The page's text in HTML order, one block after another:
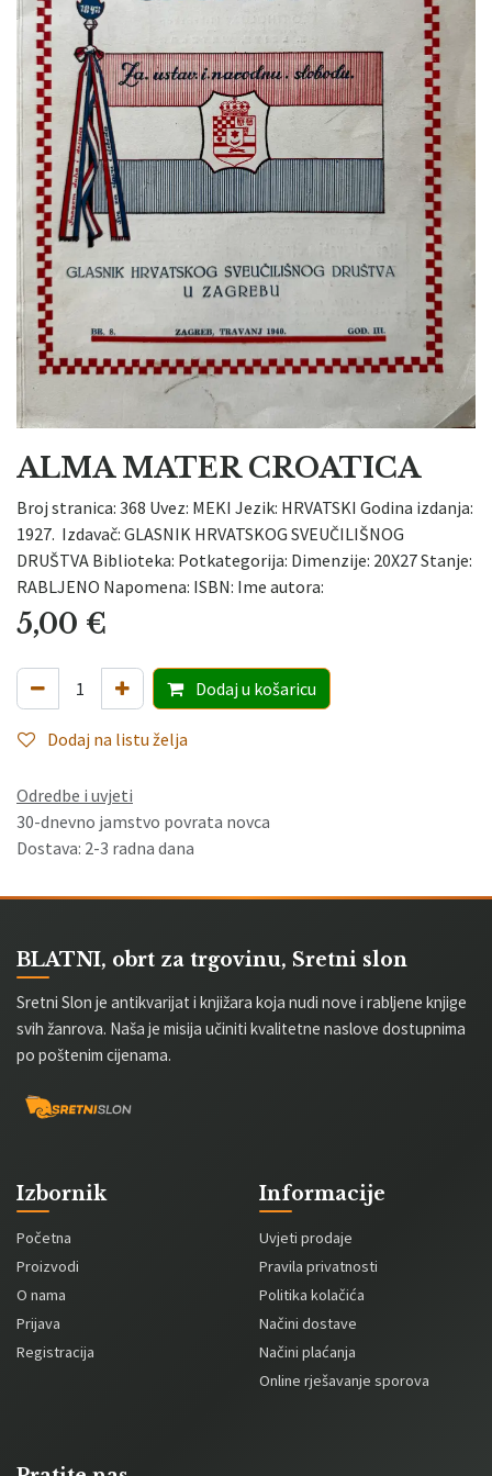
ALMA MATER CROATICA
Broj stranica: 368 Uvez: MEKI Jezik: HRVATSKI Godina izdanja:
1927. Izdavač: GLASNIK HRVATSKOG SVEUČILIŠNOG
DRUŠTVA Biblioteka: Potkategorija: Dimenzije: 20X27 Stanje:
RABLJENO Napomena: ISBN: Ime autora:
5,00 €
Dodaju košaricu
Dodaj na listu želja
Odredbe i uvjeti
30-dnevno jamstvo povrata novca
Dostava: 2-3 radna dana
BLATNI, obrt za trgovinu, Sretni slon
Sretni Slon je antikvarijat i knjižara koja nudi nove i rabljene knjige
svih žanrova. Naša je misija učiniti kvalitetne naslove dostupnima
po poštenim cijenama.
Izbornik
Početna
Proizvodi
O nama
Prijava
Registracija
Informacije
Uvjeti prodaje
Pravila privatnosti
Politika kolačića
Načini dostave
Načini plaćanja
Online rješavanje sporova